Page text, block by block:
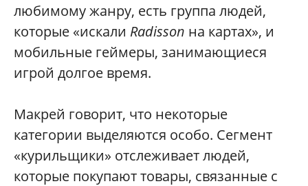
любимому жанру, есть группа людей,
которые «искали Radisson на картах», и
мобильные геймеры, занимающиеся
игрой долгое время.
Макрей говорит, что некоторые
категории выделяются особо. Сегмент
«курильщики» отслеживает людей,
которые покупают товары, связанные с